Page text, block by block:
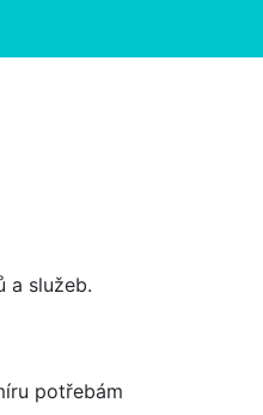
a služeb.
potřebám